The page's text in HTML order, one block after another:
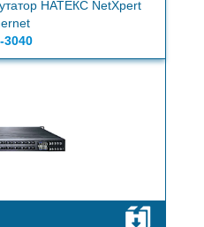
НАТЕКС NetXpert
3040